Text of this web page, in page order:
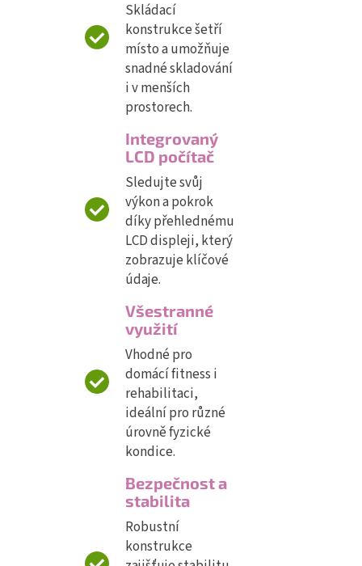
Skládací
konstrukce šetří
místo a umožňuje
snadné skladování
i v menších
prostorech.
Integrovaný
LCD počítač
Sledujte svůj
výkon a pokrok
díky přehlednému
LCD displeji, který
zobrazuje klíčové
údaje.
Všestranné
využití
Vhodné pro
domácí fitness i
rehabilitaci,
ideální pro různé
úrovně fyzické
kondice.
Bezpečnost a
stabilita
Robustní
konstrukce